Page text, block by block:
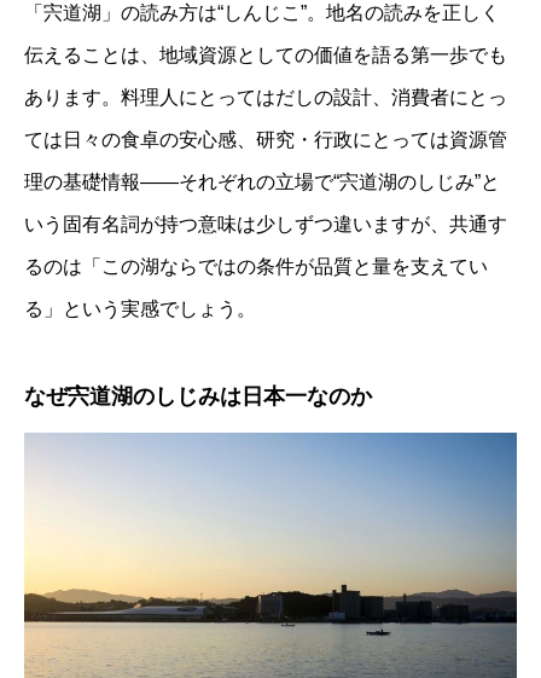
「宍道湖」の読み方は“しんじこ”。地名の読みを正しく
伝えることは、地域資源としての価値を語る第一歩でも
あります。料理人にとってはだしの設計、消費者にとっ
ては日々の食卓の安心感、研究・行政にとっては資源管
理の基礎情報——それぞれの立場で“宍道湖のしじみ”と
いう固有名詞が持つ意味は少しずつ違いますが、共通す
るのは「この湖ならではの条件が品質と量を支えてい
る」という実感でしょう。
なぜ宍道湖のしじみは日本一なのか